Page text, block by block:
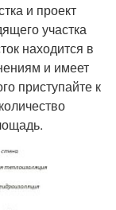
и проект
участка
находится в
и имеет
приступайте к